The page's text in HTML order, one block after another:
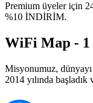
Premium üyeler için
%10 İNDİRİM.
WiFi Map - 1
Misyonumuz,
2014 yılında başladık